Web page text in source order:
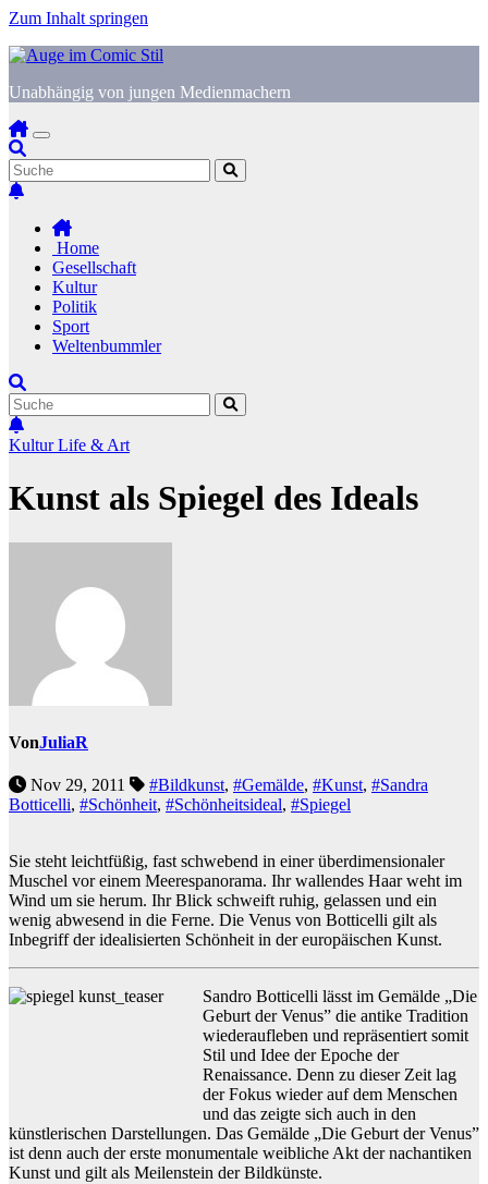
Zum Inhalt springen
Unabhängig von jungen Medienmachern
Home
Gesellschaft
Kultur
Politik
Sport
Weltenbummler
KulturLife & Art
Kunst als Spiegel des Ideals
VonJuliaR
Nov 29, 2011 #Bildkunst, #Gemälde, #Kunst, #Sandra
Botticelli, #Schönheit, #Schönheitsideal, #Spiegel
Sie steht leichtfüßig, fast schwebend in einer überdimensionaler
Muschel vor einem Meerespanorama. Ihr wallendes Haar weht im
Wind um sie herum. Ihr Blick schweift ruhig, gelassen und ein
wenig abwesend in die Ferne. Die Venus von Botticelli gilt als
Inbegriff der idealisierten Schönheit in der europäischen Kunst.
Sandro Botticelli lässt im Gemälde „Die
Geburt der Venus” die antike Tradition
wiederaufleben und repräsentiert somit
Stil und Idee der Epoche der
Renaissance. Denn zu dieser Zeit lag
der Fokus wieder auf dem Menschen
und das zeigte sich auch in den
künstlerischen Darstellungen. Das Gemälde „Die Geburt der Venus”
ist denn auch der erste monumentale weibliche Akt der nachantiken
Kunst und gilt als Meilenstein der Bildkünste.